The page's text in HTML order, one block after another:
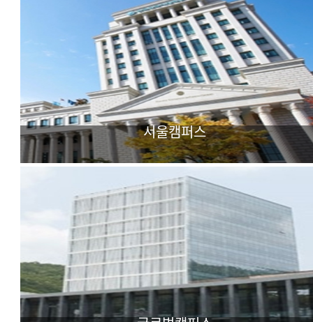
서울캠퍼스
어문·사회과학 중심
다국어 외국학대학